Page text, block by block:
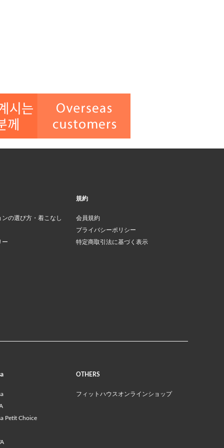
ンの選び方・着こなし
ー
規約
会員規約
プライバシーポリシー
特定商取引法に基づく表示
Petit Choice
OTHERS
フィットハウスオンラインショップ